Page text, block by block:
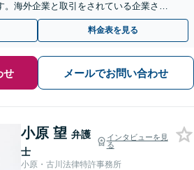
。海外企業と取引をされている企業さま
】【休日・夜間面談は要予約】
料金表を見る
せ メールでお問い合わせ
小原 望 弁護
士
インタビューを見
る
小原・古川法律特許事務所